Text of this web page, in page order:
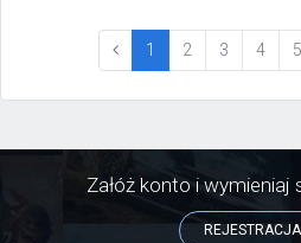
1 (current)
2 3 4 5
Załóż konto i wymieniaj
REJESTRACJA